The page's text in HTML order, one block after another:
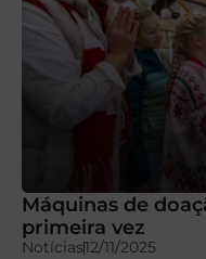
Máquinas de
primeira vez
Notícias12/11/2025